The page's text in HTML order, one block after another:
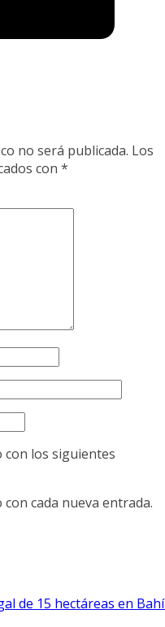
no será publicada. Los
con *
con los siguientes
cada nueva entrada.